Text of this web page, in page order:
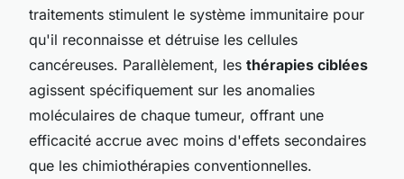
traitements stimulent le système immunitaire pour
qu'il reconnaisse et détruise les cellules
cancéreuses. Parallèlement, les thérapies ciblées
agissent spécifiquement sur les anomalies
moléculaires de chaque tumeur, offrant une
efficacité accrue avec moins d'effets secondaires
que les chimiothérapies conventionnelles.